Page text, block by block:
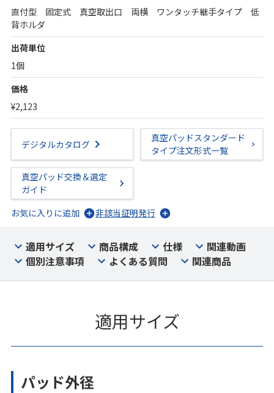
直付型 固定式 真空取出口 両横 ワンタッチ継手タイプ 低
背ホルダ
出荷単位
1個
価格
¥2,123
デジタルカタログ
真空パッドスタンダード
タイプ注文形式一覧
真空パッド交換＆選定
ガイド
お気に入りに追加
非該当証明発行
適用サイズ 商品構成 仕様
関連動画
個別注意事項
よくある質問 関連商品
適用サイズ
パッド外径